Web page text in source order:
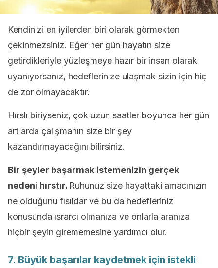
Kendinizi en iyilerden biri olarak görmekten
çekinmezsiniz. Eğer her gün hayatın size
getirdikleriyle yüzleşmeye hazır bir insan olarak
uyanıyorsanız, hedeflerinize ulaşmak sizin için hiç
de zor olmayacaktır.
Hırslı biriyseniz, çok uzun saatler boyunca her gün
art arda çalışmanın size bir şey
kazandırmayacağını bilirsiniz.
Bir şeyler başarmak istemenizin gerçek
nedeni hırstır. Ruhunuz size hayattaki amacınızın
ne olduğunu fısıldar ve bu da hedefleriniz
konusunda ısrarcı olmanıza ve onlarla aranıza
hiçbir şeyin girememesine yardımcı olur.
7. Büyük başarılar kaydetmek için istekli